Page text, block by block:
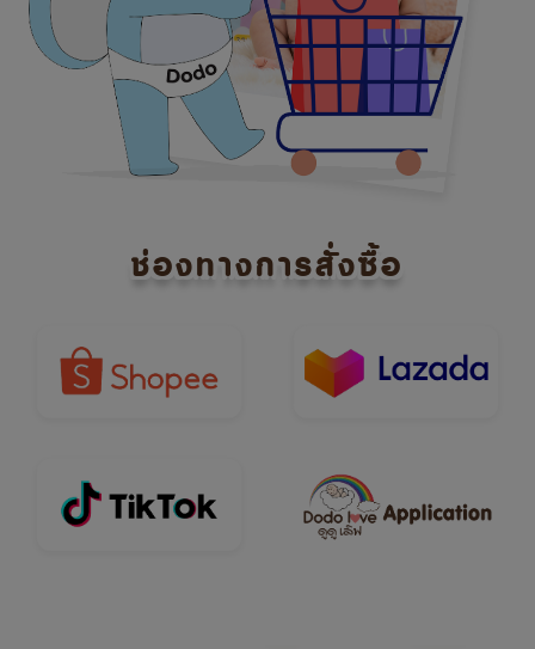
ช่องทางการสั่งซื้อ